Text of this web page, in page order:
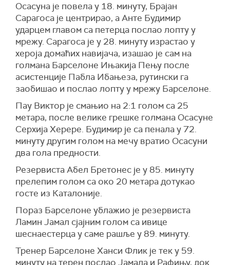
Осасуна је повела у 18. минуту, Брајан
Сарагоса је центрирао, а Анте Будимир
ударцем главом са петерца послао лопту у
мрежу. Сарагоса је у 28. минуту израстао у
хероја домаћих навијача, изашао је сам на
голмана Барселоне Ињакија Пењу после
асистенције Пабла Ибањеза, рутински га
заобишао и послао лопту у мрежу Барселоне.
Пау Виктор је смањио на 2:1 голом са 25
метара, после велике грешке голмана Осасуне
Серхија Херере. Будимир је са пенала у 72.
минуту другим голом на мечу вратио Осасуни
два гола предности.
Резервиста Абел Бретонес је у 85. минуту
прелепим голом са око 20 метара дотукао
госте из Каталоније.
Пораз Барселоне ублажио је резервиста
Ламин Јамал сјајним голом са ивице
шеснаестерца у саме рашље у 89. минуту.
Тренер Барселоне Ханси Флик је тек у 59.
минуту на терен послао Јамала и Рафињу, док